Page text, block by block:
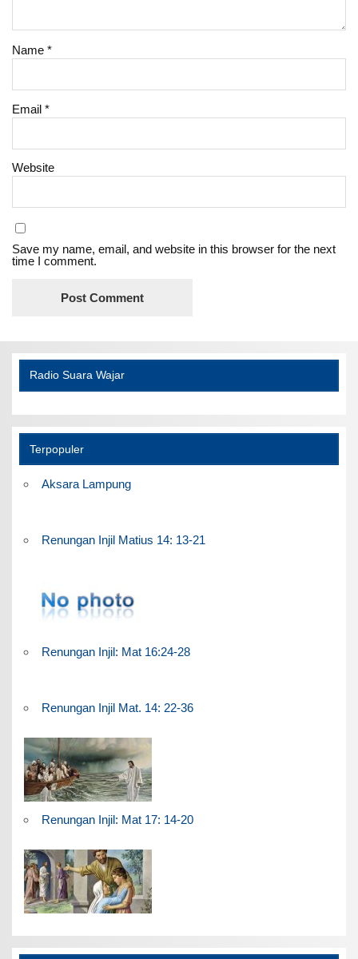
Name*
Email*
Website
Save my name, email, and website in this browser for the next
time I comment.
Radio Suara Wajar
Terpopuler
Aksara Lampung
Renungan Injil Matius 14: 13-21
Renungan Injil: Mat 16:24-28
Renungan Injil Mat. 14: 22-36
Renungan Injil: Mat 17: 14-20